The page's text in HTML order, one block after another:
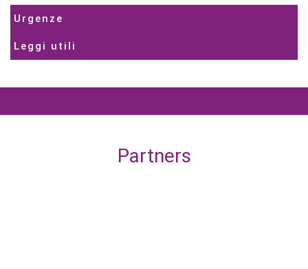
Urgenze
Leggi utili
Partners